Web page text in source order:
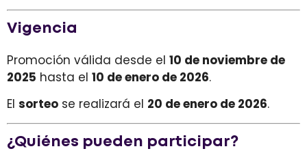
Vigencia
Promoción válida desde el 10 de noviembre de
2025 hasta el 10 de enero de 2026.
El sorteo se realizará el 20 de enero de 2026.
¿Quiénes pueden participar?